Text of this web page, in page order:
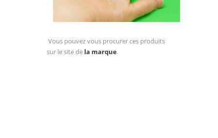
Vous pouvez vous procurer ces produits
sur le site de la marque.